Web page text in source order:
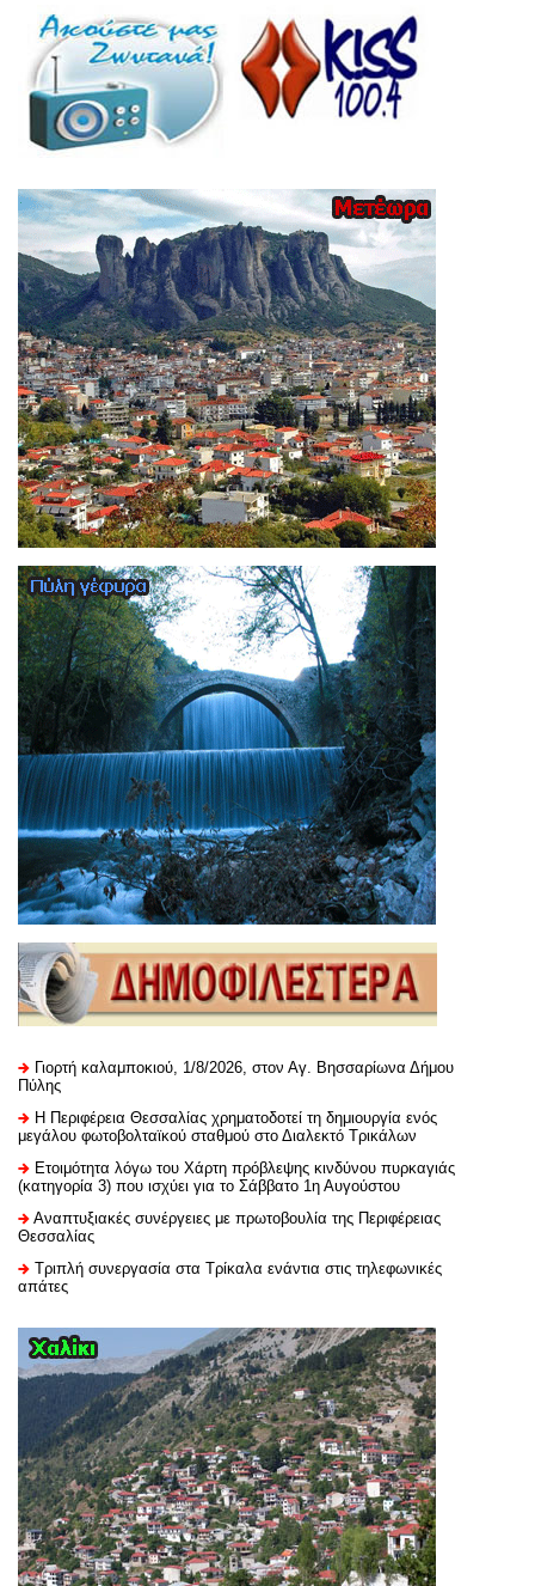
Γιορτή καλαμποκιού, 1/8/2026, στον Αγ. Βησσαρίωνα Δήμου
Πύλης
H Περιφέρεια Θεσσαλίας χρηματοδοτεί τη δημιουργία ενός
μεγάλου φωτοβολταϊκού σταθμού στο Διαλεκτό Τρικάλων
Ετοιμότητα λόγω του Χάρτη πρόβλεψης κινδύνου πυρκαγιάς
(κατηγορία 3) που ισχύει για το Σάββατο 1η Αυγούστου
Αναπτυξιακές συνέργειες με πρωτοβουλία της Περιφέρειας
Θεσσαλίας
Τριπλή συνεργασία στα Τρίκαλα ενάντια στις τηλεφωνικές
απάτες